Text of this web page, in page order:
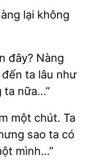
lại
Nàng
ta lâu như
ta nữa…”
một chút. Ta
sao ta có
mình…”